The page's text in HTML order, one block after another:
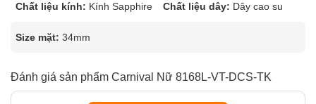
Chất liệu kính: Kính Sapphire Chất liệu dây: Dây cao su
Size mặt: 34mm
Đánh giá sản phẩm Carnival Nữ 8168L-VT-DCS-TK